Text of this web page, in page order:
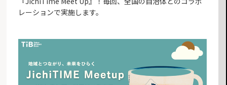
レーションで実施します。